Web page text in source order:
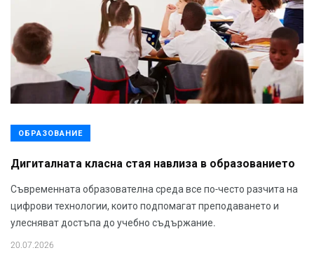
ОБРАЗОВАНИЕ
Дигиталната класна стая навлиза в образованието
Съвременната образователна среда все по-често разчита на
цифрови технологии, които подпомагат преподаването и
улесняват достъпа до учебно съдържание.
20.07.2026